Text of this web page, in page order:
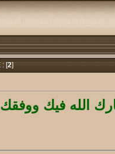
ÑÞã ÇáãÔÇÑßÉ : [
2]
الله فيك ووفقك